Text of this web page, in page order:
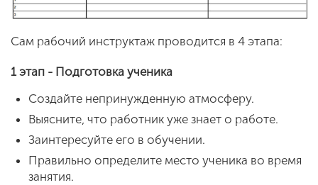
Сам рабочий инструктаж проводится в 4 этапа:
1 этап - Подготовка ученика
Создайте непринужденную атмосферу.
Выясните, что работник уже знает о работе.
Заинтересуйте его в обучении.
Правильно определите место ученика во время
занятия.